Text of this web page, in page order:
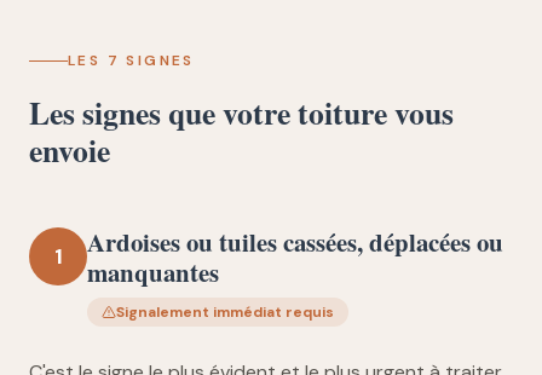
LES 7 SIGNES
Les signes que votre toiture vous
envoie
1
Ardoises ou tuiles cassées, déplacées ou
manquantes
Signalement immédiat requis